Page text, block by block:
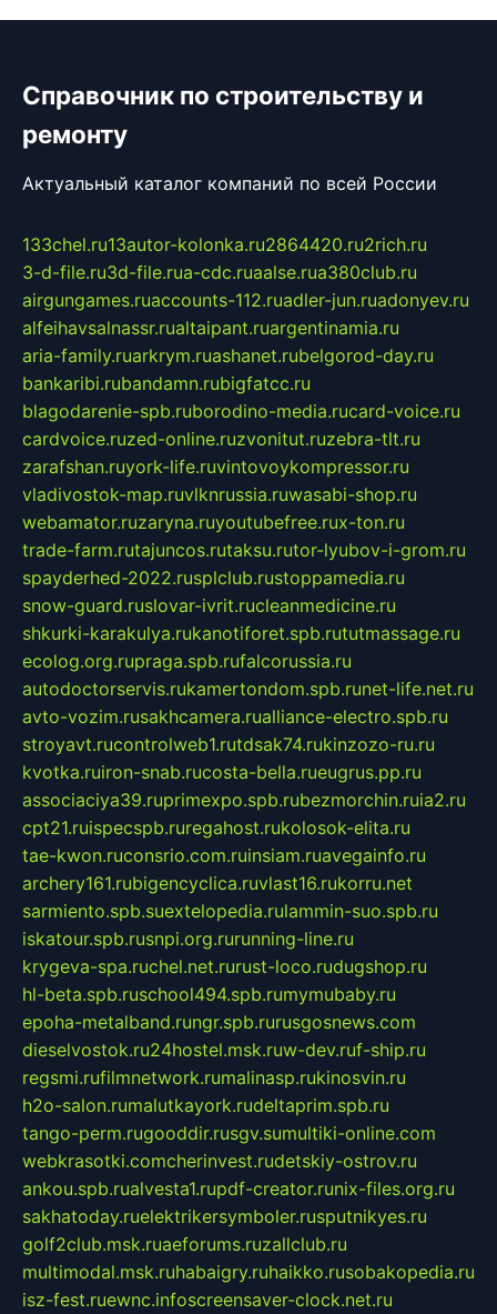
Справочник по строительству и
ремонту
Актуальный каталог компаний по всей России
133chel.ru13autor-kolonka.ru2864420.ru2rich.ru
3-d-file.ru3d-file.rua-cdc.ruaalse.rua380club.ru
airgungames.ruaccounts-112.ruadler-jun.ruadonyev.ru
alfeihavsalnassr.rualtaipant.ruargentinamia.ru
aria-family.ruarkrym.ruashanet.rubelgorod-day.ru
bankaribi.rubandamn.rubigfatcc.ru
blagodarenie-spb.ruborodino-media.rucard-voice.ru
cardvoice.ruzed-online.ruzvonitut.ruzebra-tlt.ru
zarafshan.ruyork-life.ruvintovoykompressor.ru
vladivostok-map.ruvlknrussia.ruwasabi-shop.ru
webamator.ruzaryna.ruyoutubefree.rux-ton.ru
trade-farm.rutajuncos.rutaksu.rutor-lyubov-i-grom.ru
spayderhed-2022.rusplclub.rustoppamedia.ru
snow-guard.ruslovar-ivrit.rucleanmedicine.ru
shkurki-karakulya.rukanotiforet.spb.rututmassage.ru
ecolog.org.rupraga.spb.rufalcorussia.ru
autodoctorservis.rukamertondom.spb.runet-life.net.ru
avto-vozim.rusakhcamera.rualliance-electro.spb.ru
stroyavt.rucontrolweb1.rutdsak74.rukinzozo-ru.ru
kvotka.ruiron-snab.rucosta-bella.rueugrus.pp.ru
associaciya39.ruprimexpo.spb.rubezmorchin.ruia2.ru
cpt21.ruispecspb.ruregahost.rukolosok-elita.ru
tae-kwon.ruconsrio.com.ruinsiam.ruavegainfo.ru
archery161.rubigencyclica.ruvlast16.rukorru.net
sarmiento.spb.suextelopedia.rulammin-suo.spb.ru
iskatour.spb.rusnpi.org.rurunning-line.ru
krygeva-spa.ruchel.net.rurust-loco.rudugshop.ru
hl-beta.spb.ruschool494.spb.rumymubaby.ru
epoha-metalband.rungr.spb.rurusgosnews.com
dieselvostok.ru24hostel.msk.ruw-dev.ruf-ship.ru
regsmi.rufilmnetwork.rumalinasp.rukinosvin.ru
h2o-salon.rumalutkayork.rudeltaprim.spb.ru
tango-perm.rugooddir.rusgv.sumultiki-online.com
webkrasotki.comcherinvest.rudetskiy-ostrov.ru
ankou.spb.rualvesta1.rupdf-creator.runix-files.org.ru
sakhatoday.ruelektrikersymboler.rusputnikyes.ru
golf2club.msk.ruaeforums.ruzallclub.ru
multimodal.msk.ruhabaigry.ruhaikko.rusobakopedia.ru
isz-fest.ruewnc.infoscreensaver-clock.net.ru